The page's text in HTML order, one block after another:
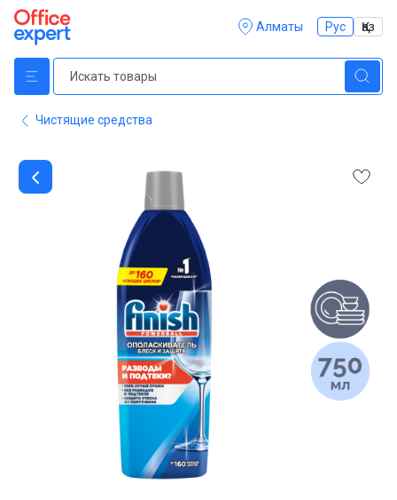
Алматы Рус Қаз
Чистящие средства